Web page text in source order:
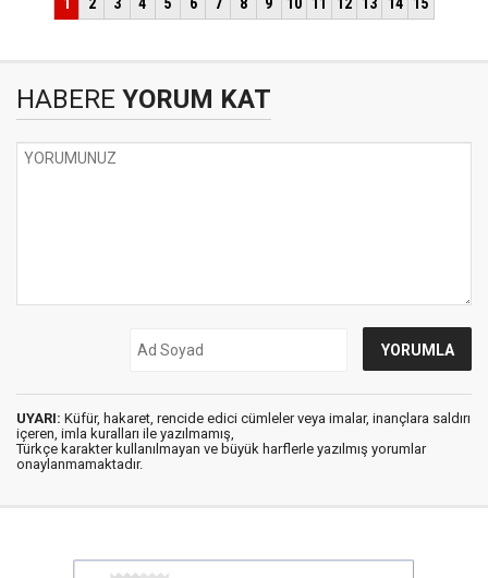
HABERE YORUM KAT
UYARI: Küfür, hakaret, rencide edici cümleler veya imalar, inançlara saldırı
içeren, imla kuralları ile yazılmamış,
Türkçe karakter kullanılmayan ve büyük harflerle yazılmış yorumlar
onaylanmamaktadır.